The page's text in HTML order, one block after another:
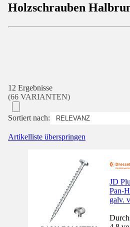
Holzschrauben
12 Ergebnisse
(66 VARIANTEN)
Sortiert nach:
Artikelliste überspringen
JD
Pan-
galv.